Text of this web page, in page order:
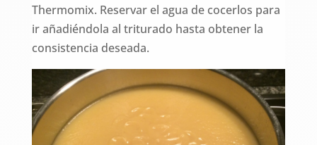
Thermomix. Reservar el agua de cocerlos para
ir añadiéndola al triturado hasta obtener la
consistencia deseada.